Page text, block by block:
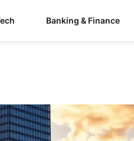
Banking & Finance